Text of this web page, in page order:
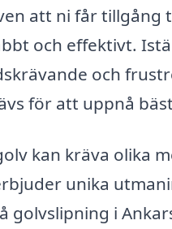
att ni får tillgång
och effektivt.
och
för att uppnå
kan kräva olika
unika
golvslipning i